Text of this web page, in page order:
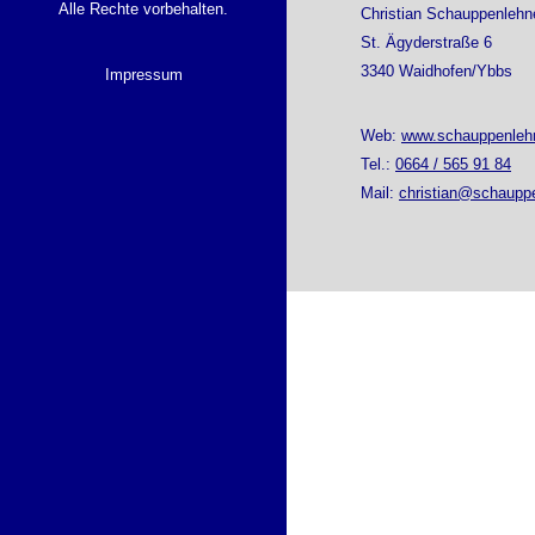
Alle Rechte vorbehalten.
Impressum
Christian
St. Ägyderstraße 6
3340 Waidhofen/Ybbs
Web:
Tel.: 0664 / 565 91 84
Mail: